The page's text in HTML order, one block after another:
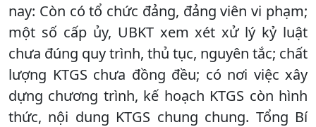
nay: Còn có tổ chức đảng, đảng viên vi phạm;
một số cấp ủy, UBKT xem xét xử lý kỷ luật
chưa đúng quy trình, thủ tục, nguyên tắc; chất
lượng KTGS chưa đồng đều; có nơi việc xây
dựng chương trình, kế hoạch KTGS còn hình
thức, nội dung KTGS chung chung. Tổng Bí